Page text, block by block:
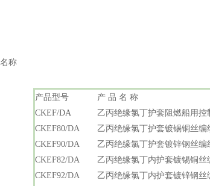
称
产品型号
产 品 名 称
CKEF/DA
乙丙绝缘氯丁护套阻燃船用控
CKEF80/DA
乙丙绝缘氯丁护套镀锡铜丝
CKEF90/DA
乙丙绝缘氯丁护套镀锌钢丝
CKEF82/DA
乙丙绝缘氯丁内护套镀锡铜
CKEF92/DA
乙丙绝缘氯丁内护套镀锌钢